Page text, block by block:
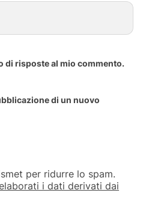
di risposte al mio commento.
di un nuovo
per ridurre lo spam.
i dati derivati dai